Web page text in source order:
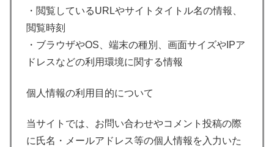
・閲覧しているURLやサイトタイトル名の情報、
閲覧時刻
・ブラウザやOS、端末の種別、画面サイズやIPア
ドレスなどの利用環境に関する情報
個人情報の利用目的について
当サイトでは、お問い合わせやコメント投稿の際
に氏名・メールアドレス等の個人情報を入力いた